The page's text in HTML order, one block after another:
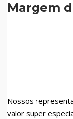
Margem
Nossos
valor super